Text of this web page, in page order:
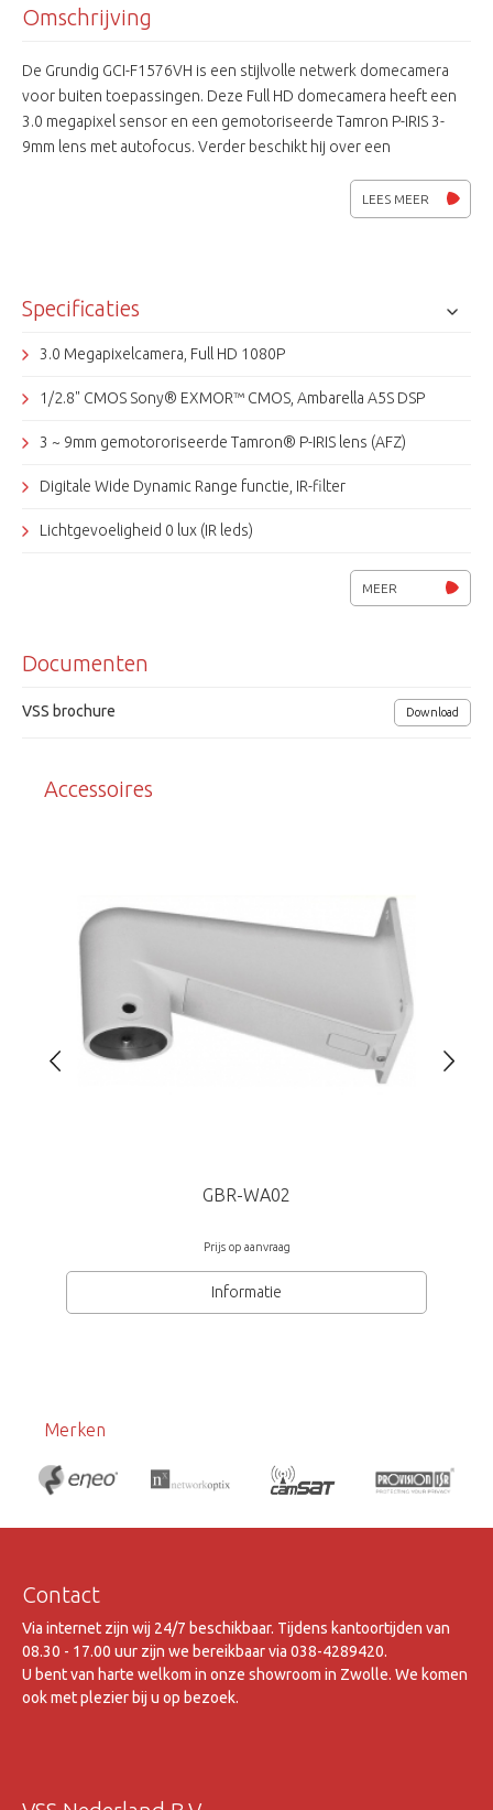
Omschrijving
De Grundig GCI-F1576VH is een stijlvolle netwerk domecamera
voor buiten toepassingen. Deze Full HD domecamera heeft een
3.0 megapixel sensor en een gemotoriseerde Tamron P-IRIS 3-
9mm lens met autofocus. Verder beschikt hij over een
situaties en functies als D-WDR, 3DNR, ATW en privacy masking
voor 5 zones. Video opslag kan zowel via een NVR of VMS
snelheid zorgen voor vele toepassingen in de wereld van
professionele video.
LEES MEER
Specificaties
3.0 Megapixelcamera, Full HD 1080P
1/2.8" CMOS Sony® EXMOR™ CMOS, Ambarella A5S DSP
3 ~ 9mm gemotororiseerde Tamron® P-IRIS lens (AFZ)
Digitale Wide Dynamic Range functie, IR-filter
Lichtgevoeligheid 0 lux (IR leds)
Micro SD/SDHC-geheugenkaartslot
ATW, AWB, 3DNR, BLC, privacy masking, ONVIF Profile S
PPPoE, UPnP, SMTP, ICMP, IGMP, SNMP, IEEE802.1x, QoS, FTP, ARP
Bescherming (IP66, IK10), incl. verwarming -40°C ~ +50°C
Voedingsspanning 12Vdc, 24VAC, PoE, 20W
Afmetingen ( Øxh) 151x128mm
Grundig
MEER
Documenten
VSS brochure Download
Accessoires
GBR-WA02
Prijs op aanvraag
Informatie
Merken
Contact
Via internet zijn wij 24/7 beschikbaar. Tijdens kantoortijden van
08.30 - 17.00 uur zijn we bereikbaar via 038-4289420.
U bent van harte welkom in onze showroom in Zwolle. We komen
ook met plezier bij u op bezoek.